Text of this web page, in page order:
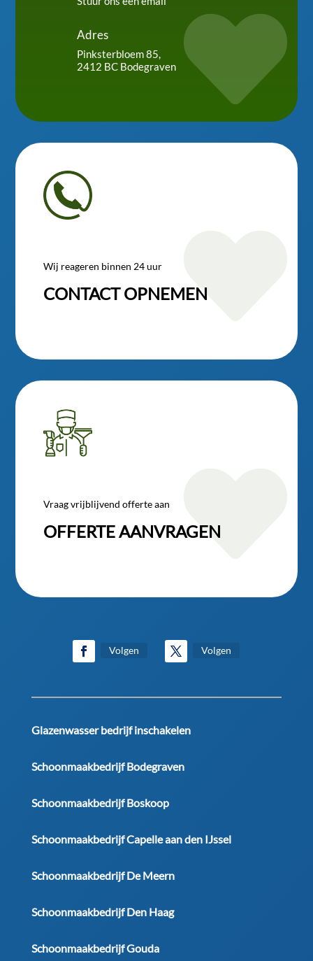
Adres
Pinksterbloem 85,
2412 BC Bodegraven

Wij reageren binnen 24 uur
CONTACT OPNEMEN
Vraag vrijblijvend offerte aan
OFFERTE AANVRAGEN

Volgen Volgen
Glazenwasser bedrijf inschakelen
Schoonmaakbedrijf Bodegraven
Schoonmaakbedrijf Boskoop
Schoonmaakbedrijf Capelle aan den IJssel
Schoonmaakbedrijf De Meern
Schoonmaakbedrijf Den Haag
Schoonmaakbedrijf Gouda